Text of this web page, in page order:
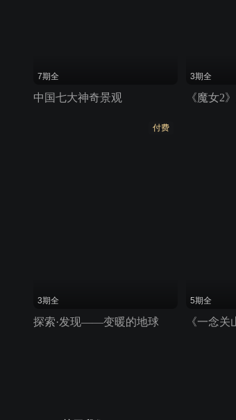
7期全
中国七大神奇景观
3期全
付费
3期全
探索·发现——变暖的地球
5期全